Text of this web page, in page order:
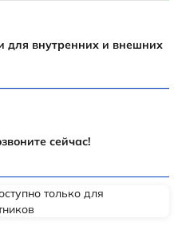
для внутренних и внешних
сейчас!
только для